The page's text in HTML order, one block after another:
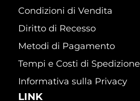
Condizioni di Vendita
Diritto di Recesso
Metodi di Pagamento
Tempi e Costi di Spedizione
Informativa sulla Privacy
LINK